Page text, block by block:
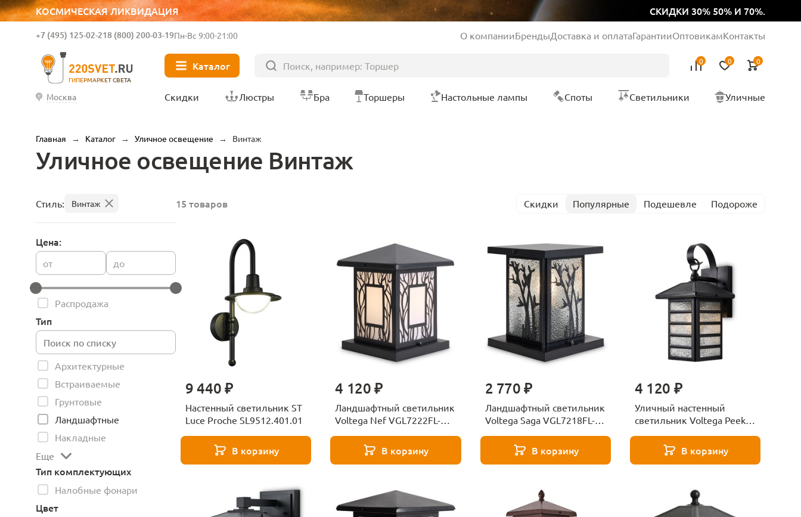
КОСМИЧЕСКАЯ ЛИКВИДАЦИЯ СКИДКИ 30% 50% И 70%.
ГИПЕРМАРКЕТ СВЕТА
+7 (495) 125-02-218 (800) 200-03-19Пн-Вс 9:00-21:00 О компанииБрендыДоставка и оплатаГарантииОптовикамКонтакты
Каталог 0 0 0
Москва Скидки Люстры Бра Торшеры Настольные лампы Споты Светильники Уличные
Главная → Каталог → Уличное освещение → Винтаж
Уличное освещение Винтаж
Стиль: Винтаж
Цена:
от до
Распродажа
Тип
Архитектурные
Встраиваемые
Грунтовые
Ландшафтные
Накладные
Еще
Тип комплектующих
Налобные фонари
Цвет
15 товаров Скидки Популярные Подешевле Подороже
9 440 ₽
Настенный светильник ST
Luce Proche SL9512.401.01
В корзину
4 120 ₽
Ландшафтный светильник
Voltega Nef VGL7222FL-
В корзину
2 770 ₽
Ландшафтный светильник
Voltega Saga VGL7218FL-
В корзину
4 120 ₽
Уличный настенный
светильник Voltega Peek
В корзину